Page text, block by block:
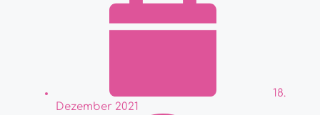
18.
Dezember 2021